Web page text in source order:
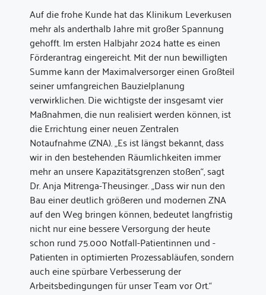
Auf die frohe Kunde hat das Klinikum Leverkusen
mehr als anderthalb Jahre mit großer Spannung
gehofft. Im ersten Halbjahr 2024 hatte es einen
Förderantrag eingereicht. Mit der nun bewilligten
Summe kann der Maximalversorger einen Großteil
seiner umfangreichen Bauzielplanung
verwirklichen. Die wichtigste der insgesamt vier
Maßnahmen, die nun realisiert werden können, ist
die Errichtung einer neuen Zentralen
Notaufnahme (ZNA). „Es ist längst bekannt, dass
wir in den bestehenden Räumlichkeiten immer
mehr an unsere Kapazitätsgrenzen stoßen“, sagt
Dr. Anja Mitrenga-Theusinger. „Dass wir nun den
Bau einer deutlich größeren und modernen ZNA
auf den Weg bringen können, bedeutet langfristig
nicht nur eine bessere Versorgung der heute
schon rund 75.000 Notfall-Patientinnen und -
Patienten in optimierten Prozessabläufen, sondern
auch eine spürbare Verbesserung der
Arbeitsbedingungen für unser Team vor Ort.“